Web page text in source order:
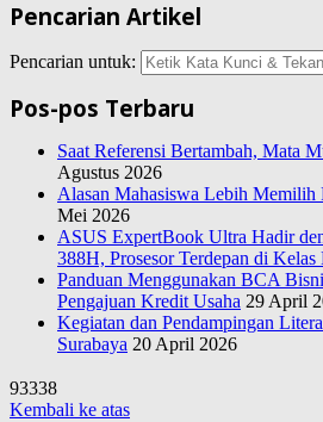
Pencarian Artikel
Pencarian untuk:
Pos-pos Terbaru
Saat Referensi Bertambah, Mata
Agustus 2026
Alasan Mahasiswa Lebih Memilih
Mei 2026
ASUS ExpertBook Ultra Hadir
388H, Prosesor Terdepan di Kelas
Panduan Menggunakan BCA
Pengajuan Kredit Usaha 29 April
Kegiatan dan Pendampingan
Surabaya 20 April 2026
93338
Kembali ke atas